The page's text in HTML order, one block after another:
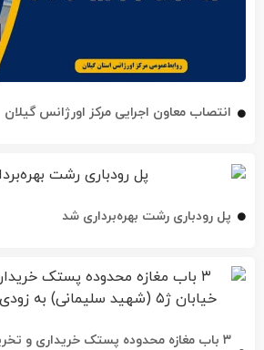
انتصاب معاون اجرایی مرکز اورژانس گیلان
پل رودباری رشت بهره‌برداری شد